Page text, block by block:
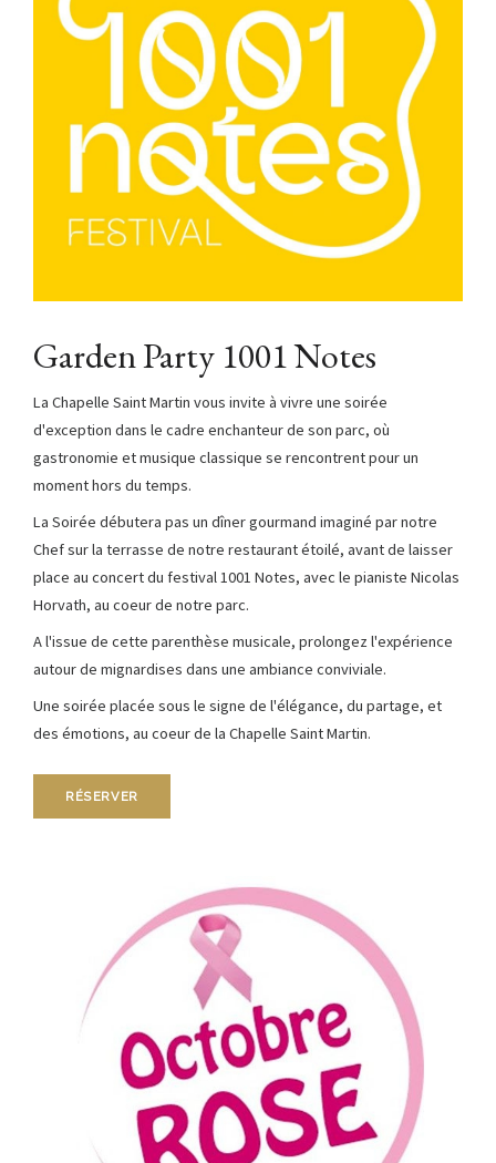
Garden Party 1001 Notes
La Chapelle Saint Martin vous invite à vivre une soirée
d'exception dans le cadre enchanteur de son parc, où
gastronomie et musique classique se rencontrent pour un
moment hors du temps.
La Soirée débutera pas un dîner gourmand imaginé par notre
Chef sur la terrasse de notre restaurant étoilé, avant de laisser
place au concert du festival 1001 Notes, avec le pianiste Nicolas
Horvath, au coeur de notre parc.
A l'issue de cette parenthèse musicale, prolongez l'expérience
autour de mignardises dans une ambiance conviviale.
Une soirée placée sous le signe de l'élégance, du partage, et
des émotions, au coeur de la Chapelle Saint Martin.
RÉSERVER